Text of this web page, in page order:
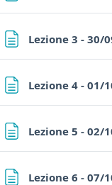
Lezione 3 - 30/
Lezione 4 - 01/
Lezione 5 - 02/
Lezione 6 - 07/